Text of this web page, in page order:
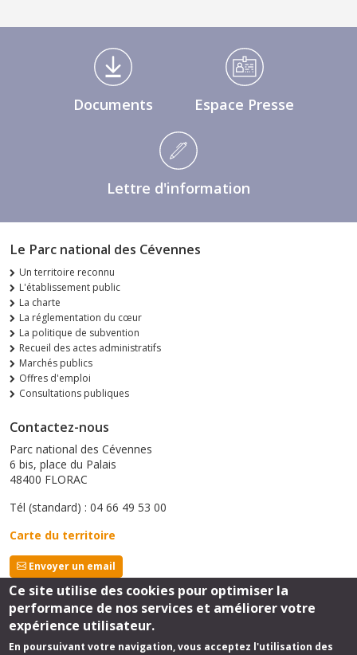
Médiathèque Footer
Documents Espace Presse
Lettre d'information
Le Parc national des Cévennes
Un territoire reconnu
L'établissement public
La charte
La réglementation du cœur
La politique de subvention
Recueil des actes administratifs
Marchés publics
Offres d'emploi
Consultations publiques
Contactez-nous
Parc national des Cévennes
6 bis, place du Palais
48400 FLORAC
Tél (standard) : 04 66 49 53 00
Carte du territoire
Envoyer un email
Suivez-nous
Ce site utilise des cookies pour optimiser la
performance de nos services et améliorer votre
expérience utilisateur.
En poursuivant votre navigation, vous acceptez l'utilisation des